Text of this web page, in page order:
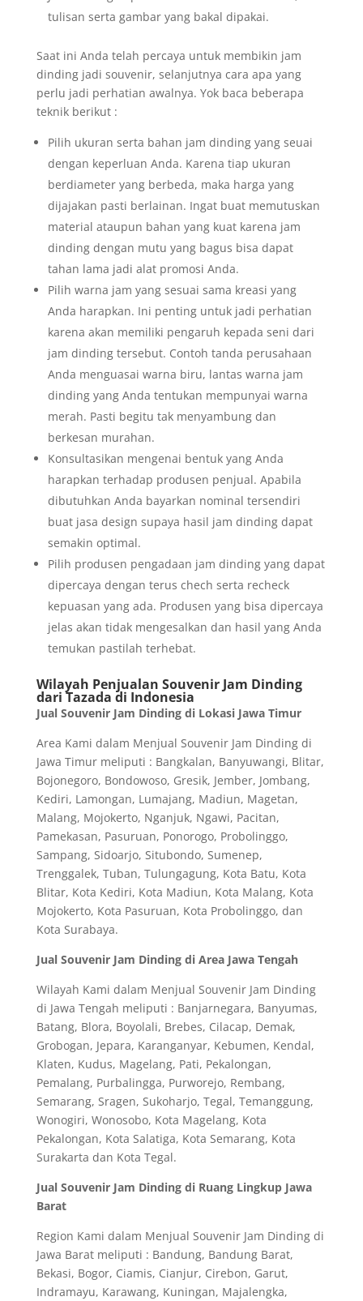
tulisan serta gambar yang bakal dipakai.
Saat ini Anda telah percaya untuk membikin jam
dinding jadi souvenir, selanjutnya cara apa yang
perlu jadi perhatian awalnya. Yok baca beberapa
teknik berikut :
Pilih ukuran serta bahan jam dinding yang seuai
dengan keperluan Anda. Karena tiap ukuran
berdiameter yang berbeda, maka harga yang
dijajakan pasti berlainan. Ingat buat memutuskan
material ataupun bahan yang kuat karena jam
dinding dengan mutu yang bagus bisa dapat
tahan lama jadi alat promosi Anda.
Pilih warna jam yang sesuai sama kreasi yang
Anda harapkan. Ini penting untuk jadi perhatian
karena akan memiliki pengaruh kepada seni dari
jam dinding tersebut. Contoh tanda perusahaan
Anda menguasai warna biru, lantas warna jam
dinding yang Anda tentukan mempunyai warna
merah. Pasti begitu tak menyambung dan
berkesan murahan.
Konsultasikan mengenai bentuk yang Anda
harapkan terhadap produsen penjual. Apabila
dibutuhkan Anda bayarkan nominal tersendiri
buat jasa design supaya hasil jam dinding dapat
semakin optimal.
Pilih produsen pengadaan jam dinding yang dapat
dipercaya dengan terus chech serta recheck
kepuasan yang ada. Produsen yang bisa dipercaya
jelas akan tidak mengesalkan dan hasil yang Anda
temukan pastilah terhebat.
Wilayah Penjualan Souvenir Jam Dinding
dari Tazada di Indonesia
Jual Souvenir Jam Dinding di Lokasi Jawa Timur
Area Kami dalam Menjual Souvenir Jam Dinding di
Jawa Timur meliputi : Bangkalan, Banyuwangi, Blitar,
Bojonegoro, Bondowoso, Gresik, Jember, Jombang,
Kediri, Lamongan, Lumajang, Madiun, Magetan,
Malang, Mojokerto, Nganjuk, Ngawi, Pacitan,
Pamekasan, Pasuruan, Ponorogo, Probolinggo,
Sampang, Sidoarjo, Situbondo, Sumenep,
Trenggalek, Tuban, Tulungagung, Kota Batu, Kota
Blitar, Kota Kediri, Kota Madiun, Kota Malang, Kota
Mojokerto, Kota Pasuruan, Kota Probolinggo, dan
Kota Surabaya.
Jual Souvenir Jam Dinding di Area Jawa Tengah
Wilayah Kami dalam Menjual Souvenir Jam Dinding
di Jawa Tengah meliputi : Banjarnegara, Banyumas,
Batang, Blora, Boyolali, Brebes, Cilacap, Demak,
Grobogan, Jepara, Karanganyar, Kebumen, Kendal,
Klaten, Kudus, Magelang, Pati, Pekalongan,
Pemalang, Purbalingga, Purworejo, Rembang,
Semarang, Sragen, Sukoharjo, Tegal, Temanggung,
Wonogiri, Wonosobo, Kota Magelang, Kota
Pekalongan, Kota Salatiga, Kota Semarang, Kota
Surakarta dan Kota Tegal.
Jual Souvenir Jam Dinding di Ruang Lingkup Jawa
Barat
Region Kami dalam Menjual Souvenir Jam Dinding di
Jawa Barat meliputi : Bandung, Bandung Barat,
Bekasi, Bogor, Ciamis, Cianjur, Cirebon, Garut,
Indramayu, Karawang, Kuningan, Majalengka,